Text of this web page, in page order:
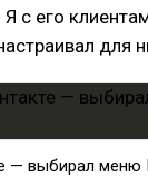
Я с его
для
— выбирал